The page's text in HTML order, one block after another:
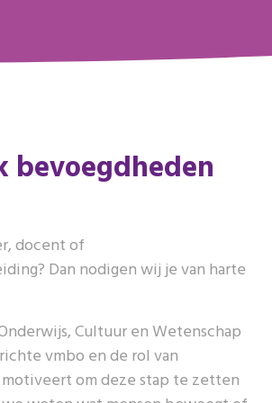
bevoegdheden
docent of
Dan nodigen wij je van harte
Cultuur en Wetenschap
vmbo en de rol van
om deze stap te zetten